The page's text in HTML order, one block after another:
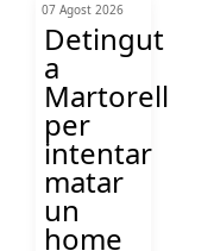
07 Agost 2026
Detingut
a
Martorell
per
intentar
matar
un
home